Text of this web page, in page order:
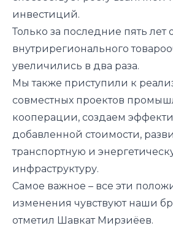
инвестиций.
Только за последние пять лет
внутрирегионального
увеличились в два раза.
Мы также приступили к
совместных проектов
кооперации, создаем
добавленной стоимости,
транспортную и
инфраструктуру.
Самое важное – все эти
изменения чувствуют наши
отметил Шавкат Мирзиёев.